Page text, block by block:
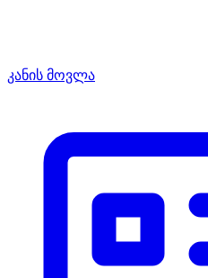
კანის მოვლა